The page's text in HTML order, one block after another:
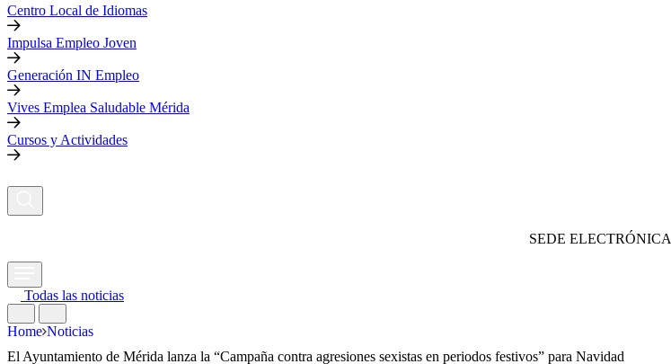
Centro Local de Idiomas
Impulsa Empleo Joven
Generación IN Empleo
Vives Emplea Saludable Mérida
Cursos y Actividades
SEDE ELECTRÓNICA
Todas las noticias
Home Noticias
El Ayuntamiento de Mérida lanza la “Campaña contra agresiones sexistas en periodos festivos” para Navidad